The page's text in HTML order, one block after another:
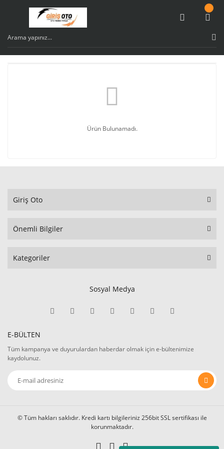
Ürün Bulunamadı.
Giriş Oto
Önemli Bilgiler
Kategoriler
Sosyal Medya
E-BÜLTEN
Tüm kampanya ve duyurulardan haberdar olmak için e-bültenimize
kaydolunuz.
© Tüm hakları saklıdır. Kredi kartı bilgileriniz 256bit SSL sertifikası ile
korunmaktadır.